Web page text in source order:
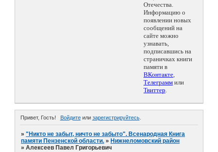
Отечества.
Информацию о
появлении новых
сообщений на
сайте можно
узнавать,
подписавшись на
страничках книги
памяти в
ВКонтакте,
Телеграмм или
Твиттер.
Привет, Гость! Войдитеили зарегистрируйтесь.
»"Никто не забыт, ничто не забыто". Всенародная Книга
памяти Пензенской области. » Нижнеломовский район
»Алексеев Павел Григорьевич